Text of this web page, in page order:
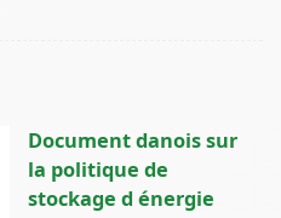
Document danois sur
la politique de
stockage d énergie